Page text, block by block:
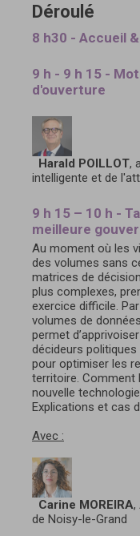
Déroulé
8 h30 - Accueil
9 h - 9 h 15 -
d'ouverture
Harald POILLOT,
intelligente et de
9 h 15 – 10 h -
meilleure
Au moment où les
des volumes sans
matrices de
plus complexes,
exercice difficile.
volumes de
permet
décideurs
pour optimiser les
territoire. Comment
nouvelle
Explications et cas
Avec :
Carine MOREIRA,
de Noisy-le-Grand